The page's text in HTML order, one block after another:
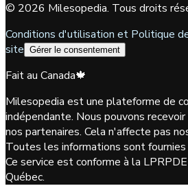
© 2026 Milesopedia. Tous droits
Conditions d'utilisation et Politique
site Gérer le consentement
Fait au Canada🍁
Milesopedia est une plateforme de
indépendante. Nous pouvons
nos partenaires. Cela n'affecte pas
Toutes les informations sont
Ce service est conforme à la
Québec.